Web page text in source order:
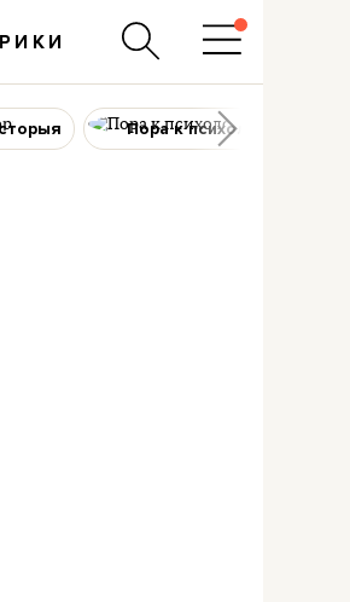
Пора к психологу